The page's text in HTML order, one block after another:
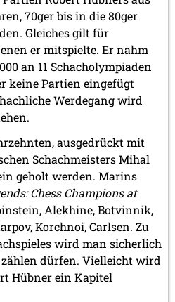
70ger bis in die 80ger
Gleiches gilt für
er mitspielte. Er nahm
an 11 Schacholympiaden
keine Partien eingefügt
Werdegang wird
ausgedrückt mit
Schachmeisters Mihal
geholt werden. Marins
Chess Champions at
Alekhine, Botvinnik,
Korchnoi, Carlsen. Zu
wird man sicherlich
zählen dürfen. Vielleicht wird
Hübner ein Kapitel